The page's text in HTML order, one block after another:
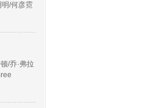
/何彦霓
/乔·弗拉